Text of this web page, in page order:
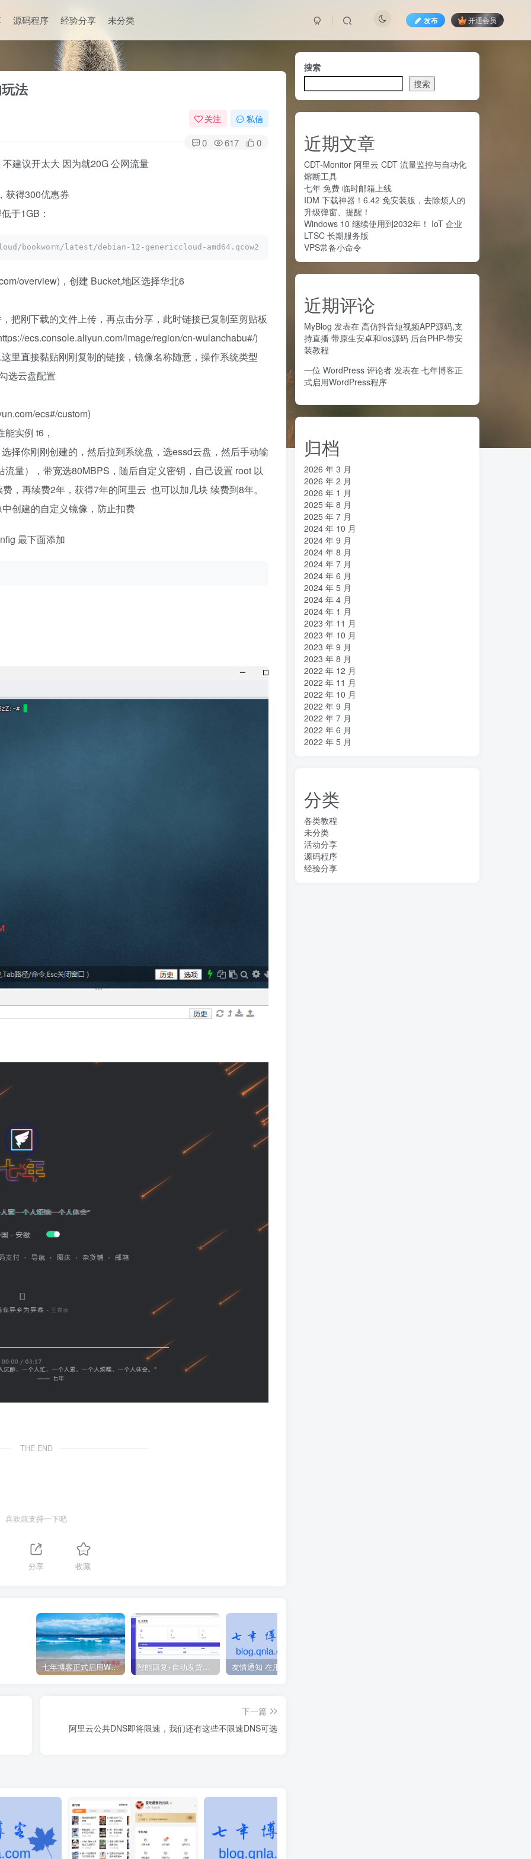
源码程序 经验分享 未分类 发布 开通会员
法
关注 私信
0 617 0
建议开太大 因为就20G 公网流量
获得300优惠券
于1GB：
bookworm/latest/debian-12-genericcloud-amd64.qcow2
overview)，创建 Bucket,地区选择华北6
把刚下载的文件上传，再点击分享，此时链接已复制至剪贴板
ecs.console.aliyun.com/image/region/cn-wulanchabu#/)
里直接黏贴刚刚复制的链接，镜像名称随意，操作系统类型
选云盘配置
ecs#/custom)
实例 t6，
择你刚刚创建的，然后拉到系统盘，选essd云盘，然后手动输
量），带宽选80MBPS，随后自定义密钥，自己设置 root 以
，再续费2年，获得7年的阿里云 也可以加几块 续费到8年。
创建的自定义镜像，防止扣费
最下面添加
THE END
喜欢就支持一下吧
分享 收藏
七年博客正式启用WordPress程序 智能回复+自动发货：免费开源的闲鱼神器！
下一篇
阿里云公共DNS即将限速，我们还有这些不限速DNS可选
搜索
搜索
近期文章
CDT-Monitor 阿里云 CDT 流量监控与自动化
熔断工具
七年 免费 临时邮箱上线
IDM 下载神器！6.42 免安装版，去除烦人的
升级弹窗、提醒！
Windows 10 继续使用到2032年！ IoT 企业
LTSC 长期服务版
VPS常备小命令
近期评论
MyBlog 发表在 高仿抖音短视频APP源码,支
持直播 带原生安卓和ios源码 后台PHP-带安
装教程
一位 WordPress 评论者 发表在 七年博客正
式启用WordPress程序
归档
2026 年 3 月
2026 年 2 月
2026 年 1 月
2025 年 8 月
2025 年 7 月
2024 年 10 月
2024 年 9 月
2024 年 8 月
2024 年 7 月
2024 年 6 月
2024 年 5 月
2024 年 4 月
2024 年 1 月
2023 年 11 月
2023 年 10 月
2023 年 9 月
2023 年 8 月
2022 年 12 月
2022 年 11 月
2022 年 10 月
2022 年 9 月
2022 年 7 月
2022 年 6 月
2022 年 5 月
分类
各类教程
未分类
活动分享
源码程序
经验分享